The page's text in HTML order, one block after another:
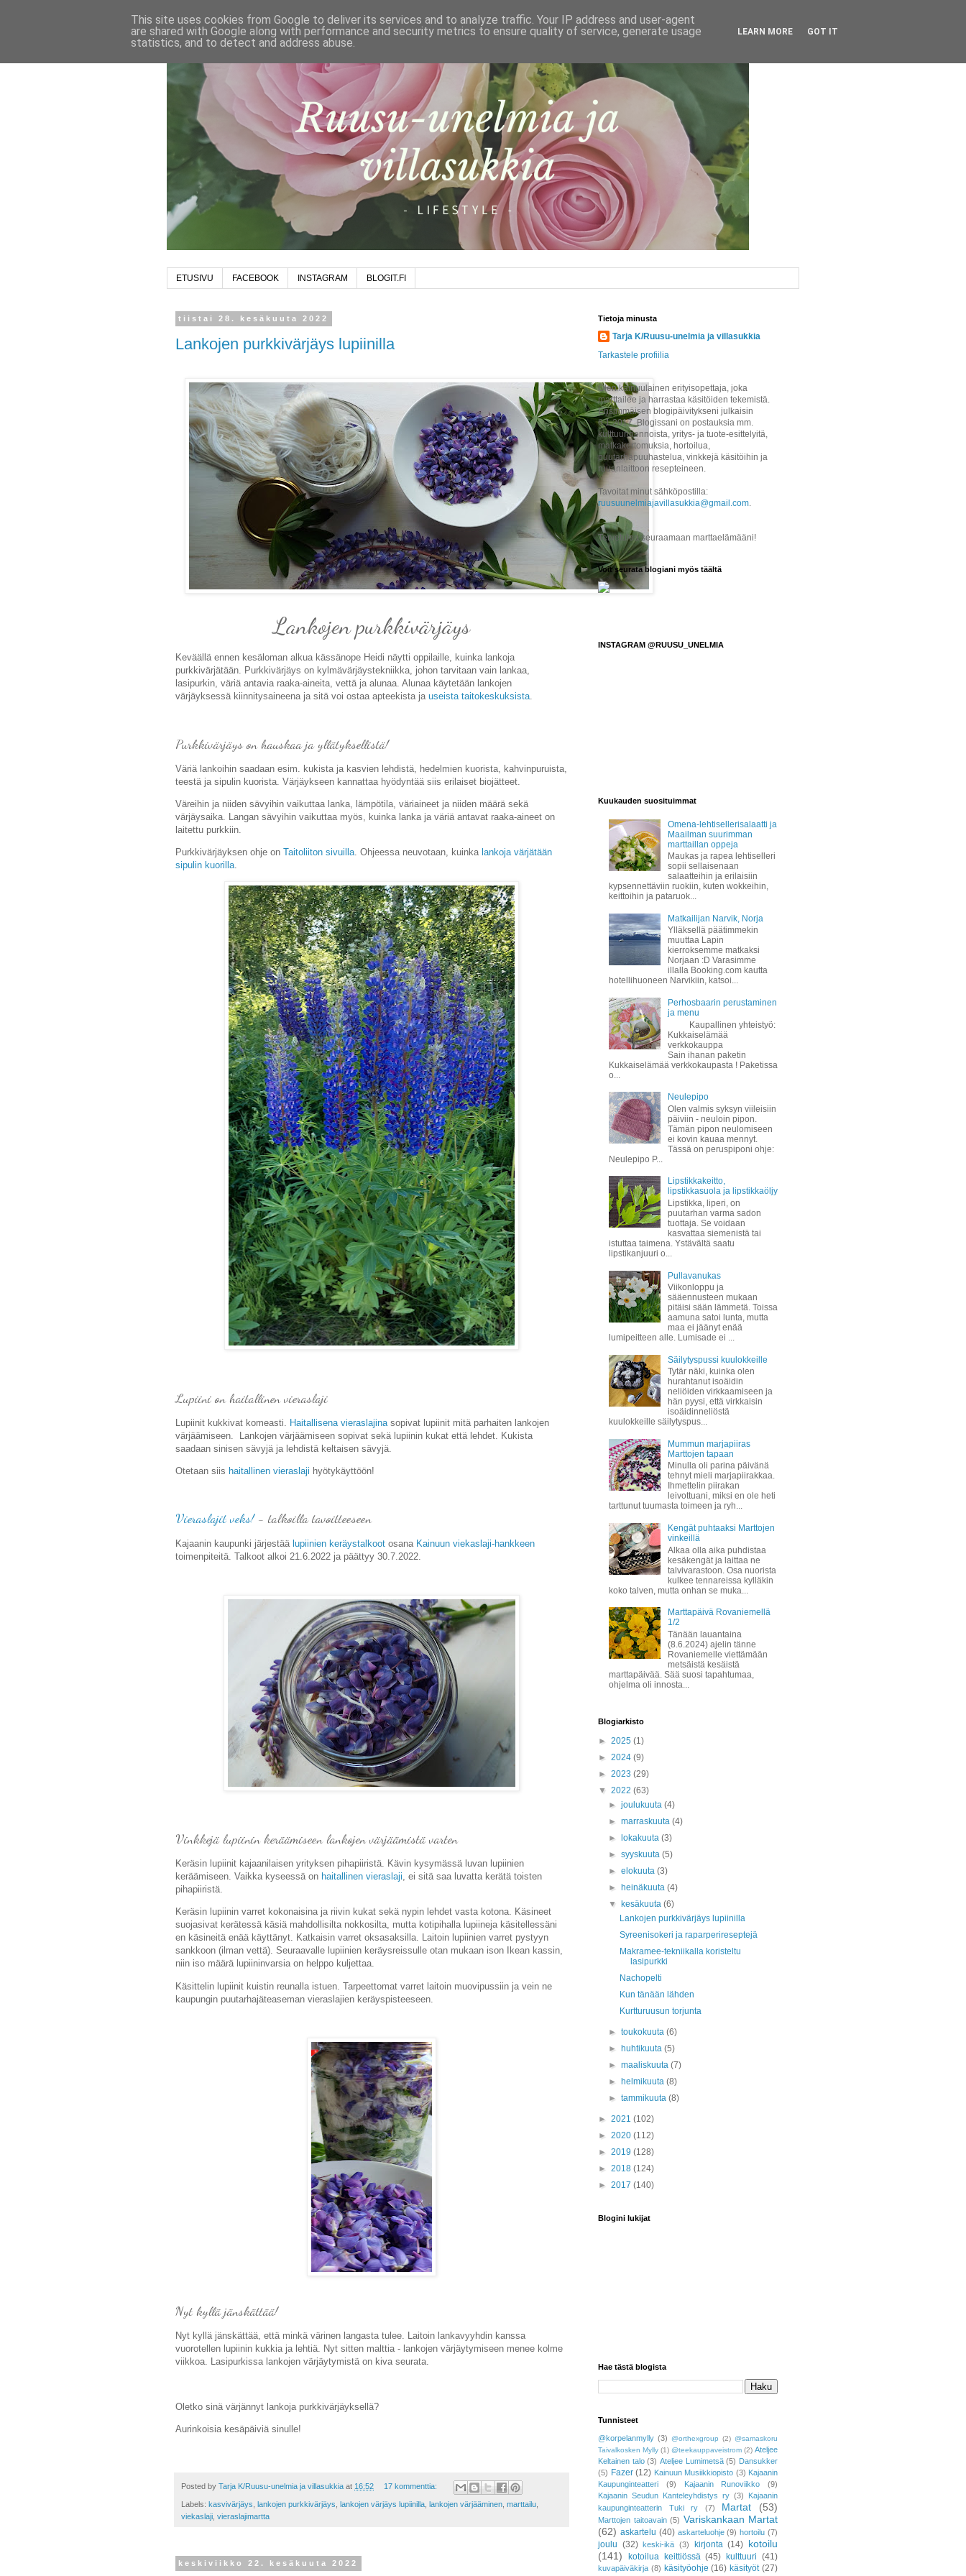
ETUSIVU FACEBOOK INSTAGRAM BLOGIT.FI
tiistai 28. kesäkuuta 2022
Lankojen purkkivärjäys lupiinilla
Lankojen purkkivärjäys
Keväällä ennen kesäloman alkua kässänope Heidi näytti oppilaille, kuinka lankoja
purkkivärjätään. Purkkivärjäys on kylmävärjäystekniikka, johon tarvitaan vain lankaa,
lasipurkin, väriä antavia raaka-aineita, vettä ja alunaa. Alunaa käytetään lankojen
värjäyksessä kiinnitysaineena ja sitä voi ostaa apteekista ja useista taitokeskuksista.
Purkkivärjäys on hauskaa ja yllätyksellistä!
Väriä lankoihin saadaan esim. kukista ja kasvien lehdistä, hedelmien kuorista, kahvinpuruista,
teestä ja sipulin kuorista. Värjäykseen kannattaa hyödyntää siis erilaiset biojätteet.
Väreihin ja niiden sävyihin vaikuttaa lanka, lämpötila, väriaineet ja niiden määrä sekä
värjäysaika. Langan sävyihin vaikuttaa myös, kuinka lanka ja väriä antavat raaka-aineet on
laitettu purkkiin.
Purkkivärjäyksen ohje on Taitoliiton sivuilla. Ohjeessa neuvotaan, kuinka lankoja värjätään
sipulin kuorilla.
Lupiini on haitallinen vieraslaji
Lupiinit kukkivat komeasti. Haitallisena vieraslajina sopivat lupiinit mitä parhaiten lankojen
värjäämiseen. Lankojen värjäämiseen sopivat sekä lupiinin kukat että lehdet. Kukista
saadaan sinisen sävyjä ja lehdistä keltaisen sävyjä.
Otetaan siis haitallinen vieraslaji hyötykäyttöön!
Vieraslajit veks!- talkoilla tavoitteeseen
Kajaanin kaupunki järjestää lupiinien keräystalkoot osana Kainuun viekaslaji-hankkeen
toimenpiteitä. Talkoot alkoi 21.6.2022 ja päättyy 30.7.2022.
Vinkkejä lupiinin keräämiseen lankojen värjäämistä varten
Keräsin lupiinit kajaanilaisen yrityksen pihapiiristä. Kävin kysymässä luvan lupiinien
keräämiseen. Vaikka kyseessä on haitallinen vieraslaji, ei sitä saa luvatta kerätä toisten
pihapiiristä.
Keräsin lupiinin varret kokonaisina ja riivin kukat sekä nypin lehdet vasta kotona. Käsineet
suojasivat kerätessä käsiä mahdollisilta nokkosilta, mutta kotipihalla lupiineja käsitellessäni
en käsineitä enää käyttänyt. Katkaisin varret oksasaksilla. Laitoin lupiinien varret pystyyn
sankkoon (ilman vettä). Seuraavalle lupiinien keräysreissulle otan mukaan ison Ikean kassin,
niin iso määrä lupiininvarsia on helppo kuljettaa.
Käsittelin lupiinit kuistin reunalla istuen. Tarpeettomat varret laitoin muovipussiin ja vein ne
kaupungin puutarhajäteaseman vieraslajien keräyspisteeseen.
Nyt kyllä jänskättää!
Nyt kyllä jänskättää, että minkä värinen langasta tulee. Laitoin lankavyyhdin kanssa
vuorotellen lupiinin kukkia ja lehtiä. Nyt sitten malttia - lankojen värjäytymiseen menee kolme
viikkoa. Lasipurkissa lankojen värjäytymistä on kiva seurata.
Oletko sinä värjännyt lankoja purkkivärjäyksellä?
Aurinkoisia kesäpäiviä sinulle!
Posted by Tarja K/Ruusu-unelmia ja villasukkia at 16:52 17 kommenttia:
Labels: kasvivärjäys lankojen purkkivärjäys lankojen värjäys lupiinilla lankojen värjääminen marttailu
viekaslaji vieraslajimartta
keskiviikko 22. kesäkuuta 2022
Tietoja minusta
Tarja K/Ruusu-unelmia ja villasukkia
Tarkastele profiilia
Olen kainuulainen erityisopettaja, joka
marttailee ja harrastaa käsitöiden tekemistä.
Ensimmäisen blogipäivitykseni julkaisin
6.1.2017. Blogissani on postauksia mm.
kulttuuririennoista, yritys- ja tuote-esittelyitä,
matkakertomuksia, hortoilua,
puutarhapuuhastelua, vinkkejä käsitöihin ja
ruuanlaittoon resepteineen.
Tavoitat minut sähköpostilla:
ruusuunelmiajavillasukkia@gmail.com.
Tervetuloa seuraamaan marttaelämääni!
Voit seurata blogiani myös täältä
INSTAGRAM @RUUSU_UNELMIA
Kuukauden suosituimmat
Omena-lehtisellerisalaatti ja
Maailman suurimman
marttaillan oppeja
Maukas ja rapea lehtiselleri
sopii sellaisenaan
salaatteihin ja erilaisiin
kypsennettäviin ruokiin, kuten wokkeihin,
keittoihin ja pataruok...
Matkailijan Narvik, Norja
Ylläksellä päätimmekin
muuttaa Lapin
kierroksemme matkaksi
Norjaan :D Varasimme
illalla Booking.com kautta
hotellihuoneen Narvikiin, katsoi...
Perhosbaarin perustaminen
ja menu
Kaupallinen yhteistyö:
Kukkaiselämää
verkkokauppa
Sain ihanan paketin
Kukkaiselämää verkkokaupasta ! Paketissa
o...
Neulepipo
Olen valmis syksyn viileisiin
päiviin - neuloin pipon.
Tämän pipon neulomiseen
ei kovin kauaa mennyt.
Tässä on peruspiponi ohje:
Neulepipo P...
Lipstikkakeitto,
lipstikkasuola ja lipstikkaöljy
Lipstikka, liperi, on
puutarhan varma sadon
tuottaja. Se voidaan
kasvattaa siemenistä tai
istuttaa taimena. Ystävältä saatu
lipstikanjuuri o...
Pullavanukas
Viikonloppu ja
sääennusteen mukaan
pitäisi sään lämmetä. Toissa
aamuna satoi lunta, mutta
maa ei jäänyt enää
lumipeitteen alle. Lumisade ei ...
Säilytyspussi kuulokkeille
Tytär näki, kuinka olen
hurahtanut isoäidin
neliöiden virkkaamiseen ja
hän pyysi, että virkkaisin
isoäidinneliöstä
kuulokkeille säilytyspus...
Mummun marjapiiras
Marttojen tapaan
Minulla oli parina päivänä
tehnyt mieli marjapiirakkaa.
Ihmettelin piirakan
leivottuani, miksi en ole heti
tarttunut tuumasta toimeen ja ryh...
Kengät puhtaaksi Marttojen
vinkeillä
Alkaa olla aika puhdistaa
kesäkengät ja laittaa ne
talvivarastoon. Osa nuorista
kulkee tennareissa kylläkin
koko talven, mutta onhan se muka...
Marttapäivä Rovaniemellä
1/2
Tänään lauantaina
(8.6.2024) ajelin tänne
Rovaniemelle viettämään
metsäistä kesäistä
marttapäivää. Sää suosi tapahtumaa,
ohjelma oli innosta...
Blogiarkisto
► 2025 (1)
► 2024 (9)
► 2023 (29)
▼ 2022 (63)
►joulukuuta(4)
►marraskuuta(4)
►
lokakuuta(3)
►syyskuuta(5)
►elokuuta(3)
►
heinäkuuta(4)
▼
kesäkuuta(6)
Lankojen purkkivärjäys lupiinilla
Syreenisokeri ja raparperireseptejä
Makramee-tekniikalla koristeltu
lasipurkki
Nachopelti
Kun tänään lähden
Kurtturuusun torjunta
►toukokuuta(6)
►
huhtikuuta(5)
►maaliskuuta(7)
►
helmikuuta(8)
►tammikuuta(8)
► 2021 (102)
► 2020 (112)
► 2019 (128)
► 2018 (124)
► 2017 (140)
Blogini lukijat
Hae tästä blogista
Tunnisteet
@korpelanmylly (3) @orthexgroup (2) @samaskoru
Taivalkosken Mylly (1) @teekauppaveistrom (2) Ateljee
Keltainen talo (3) Ateljee Lumimetsä (5) Dansukker
(5) Fazer (12) Kainuun Musiikkiopisto (3) Kajaanin
Kaupunginteatteri
(9) Kajaanin Runoviikko
(9)
Kajaanin Seudun Kanteleyhdistys ry (3)
Kajaanin
kaupunginteatterin Tuki ry
(7) Martat (53)
Marttojen taitoavain (5) Variskankaan Martat
(62) askartelu (40) askarteluohje (9) hortoilu (7)
joulu (32) keski-ikä (3) kirjonta (14) kotoilu
(141)
kotoilua keittiössä (45) kulttuuri (41)
kuvapäiväkirja (8) käsityöohje (16) käsityöt (27)
This site uses cookies from Google to deliver its services and to analyze traffic. Your IP address and user-agent
are shared with Google along with performance and security metrics to ensure quality of service, generate usage
statistics, and to detect and address abuse.
LEARN MORE GOT IT